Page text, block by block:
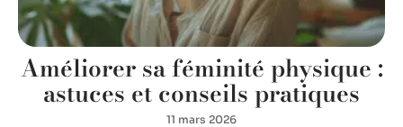
Améliorer sa féminité physique :
astuces et conseils pratiques
11 mars 2026